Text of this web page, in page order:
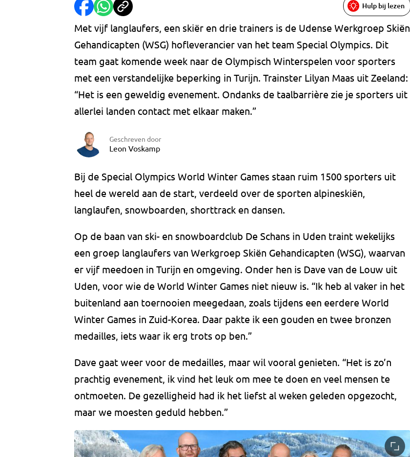
Hulp bij lezen
Met vijf langlaufers, een skiër en drie trainers is de Udense Werkgroep Skiën
Gehandicapten (WSG) hofleverancier van het team Special Olympics. Dit
team gaat komende week naar de Olympisch Winterspelen voor sporters
met een verstandelijke beperking in Turijn. Trainster Lilyan Maas uit Zeeland:
“Het is een geweldig evenement. Ondanks de taalbarrière zie je sporters uit
allerlei landen contact met elkaar maken.”
Geschreven door
Leon Voskamp
Bij de Special Olympics World Winter Games staan ruim 1500 sporters uit
heel de wereld aan de start, verdeeld over de sporten alpineskiën,
langlaufen, snowboarden, shorttrack en dansen.
Op de baan van ski- en snowboardclub De Schans in Uden traint wekelijks
een groep langlaufers van Werkgroep Skiën Gehandicapten (WSG), waarvan
er vijf meedoen in Turijn en omgeving. Onder hen is Dave van de Louw uit
Uden, voor wie de World Winter Games niet nieuw is. “Ik heb al vaker in het
buitenland aan toernooien meegedaan, zoals tijdens een eerdere World
Winter Games in Zuid-Korea. Daar pakte ik een gouden en twee bronzen
medailles, iets waar ik erg trots op ben.”
Dave gaat weer voor de medailles, maar wil vooral genieten. “Het is zo’n
prachtig evenement, ik vind het leuk om mee te doen en veel mensen te
ontmoeten. De gezelligheid had ik het liefst al weken geleden opgezocht,
maar we moesten geduld hebben.”